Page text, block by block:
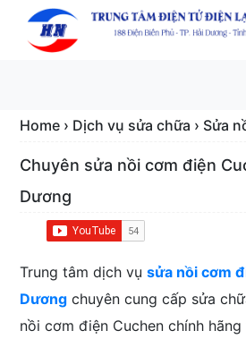
Home › Dịch vụ sửa chữa › Sửa
Chuyên sửa nồi cơm điện
Dương
Trung tâm dịch vụsửa nồi cơm
Dương chuyên cung cấp sửa
nồi cơm điện Cuchen chính